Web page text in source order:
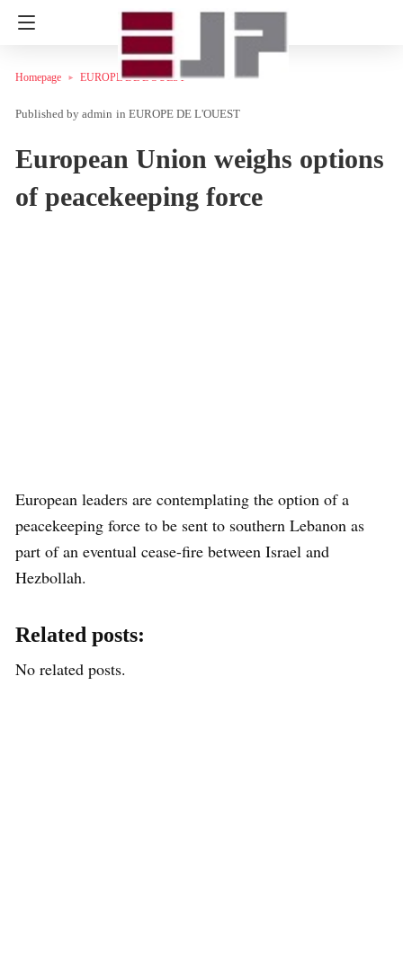
Homepage EUROPE DE L'OUEST
admin in EUROPE DE L'OUEST
European Union weighs options
of peacekeeping force
European leaders are contemplating the option of a
peacekeeping force to be sent to southern Lebanon as
part of an eventual cease-fire between Israel and
Hezbollah.
Related posts:
No related posts.